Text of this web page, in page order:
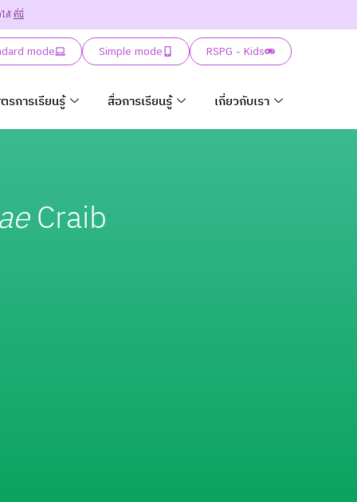
ด้ ที่นี่
mode Simple mode RSPG - Kids
รการเรียนรู้ สื่อการเรียนรู้ เกี่ยวกับเรา
Craib